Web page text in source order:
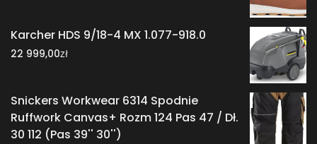
Karcher HDS 9/18-4 MX 1.077-918.0
22 999,00zł
Snickers Workwear 6314 Spodnie
Ruffwork Canvas+ Rozm 124 Pas 47 / Dł.
30 112 (Pas 39'' 30'')